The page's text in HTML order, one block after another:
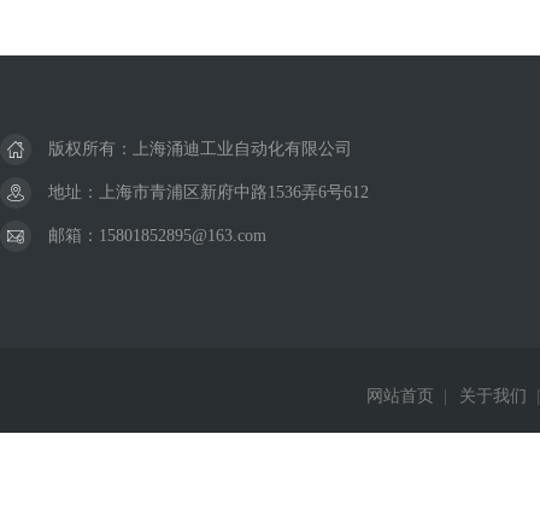
版权所有：上海涌迪工业自动化有限公司
地址：上海市青浦区新府中路1536弄6号612
邮箱：15801852895@163.com
网站首页 关于我们